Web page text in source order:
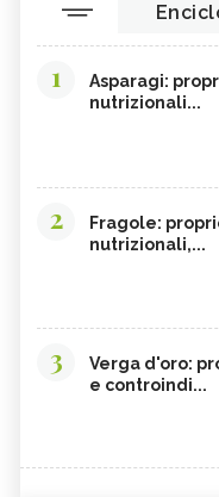
1
Asparagi:
nutrizionali...
2
Fragole:
nutrizionali,...
3
Verga d'oro:
e controindi...